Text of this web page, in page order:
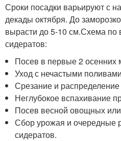
Сроки посадки варьируют с
декады октября. До
вырасти до 5-10 см.Схема
сидератов:
Посев в первые 2 осенних
Уход с нечастыми
Срезание и
Неглубокое вспахивание
Посев весной овощных
Сбор урожая и очередные
сидератов.